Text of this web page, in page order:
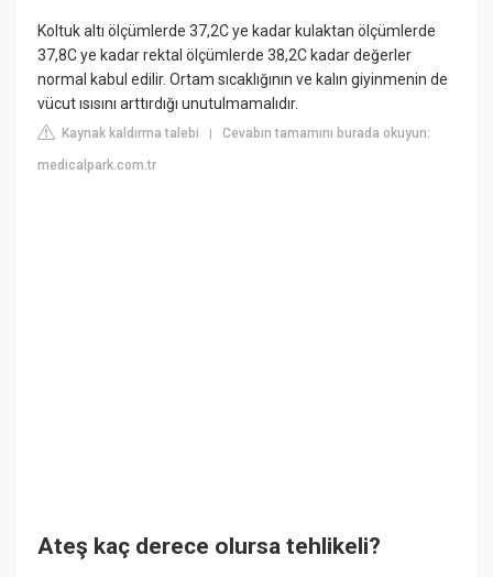
Koltuk altı ölçümlerde 37,2C ye kadar kulaktan ölçümlerde
37,8C ye kadar rektal ölçümlerde 38,2C kadar değerler
normal kabul edilir. Ortam sıcaklığının ve kalın giyinmenin de
vücut ısısını arttırdığı unutulmamalıdır.
Kaynak kaldırma talebi |Cevabın tamamını burada okuyun:
medicalpark.com.tr
Ateş kaç derece olursa tehlikeli?